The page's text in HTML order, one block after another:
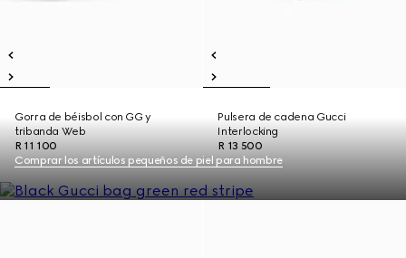
Gorra de béisbol con GG y
tribanda Web
R 11 100
Pulsera de cadena Gucci
Interlocking
R 13 500
Comprar los artículos pequeños de piel para hombre